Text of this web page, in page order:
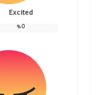
Excited
0
%